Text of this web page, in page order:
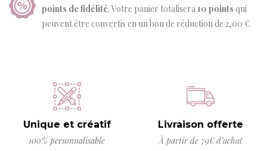
points de fidélité. Votre panier totalisera 10 points qui
peuvent être convertis en un bon de réduction de 2,00 €.
Unique et créatif
100% personnalisable
Livraison offerte
À partir de 79€ d’achat